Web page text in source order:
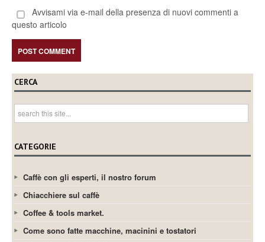
Avvisami via e-mail della presenza di nuovi commenti a
questo articolo
CERCA
CATEGORIE
Caffè con gli esperti, il nostro forum
Chiacchiere sul caffè
Coffee & tools market.
Come sono fatte macchine, macinini e tostatori